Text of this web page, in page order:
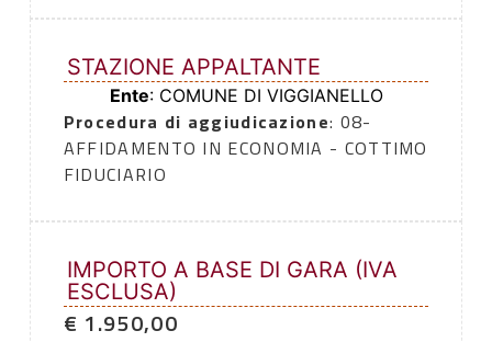
STAZIONE APPALTANTE
Ente: COMUNE DI VIGGIANELLO
Procedura di aggiudicazione: 08-
AFFIDAMENTO IN ECONOMIA - COTTIMO
FIDUCIARIO
IMPORTO A BASE DI GARA (IVA
ESCLUSA)
€ 1.950,00